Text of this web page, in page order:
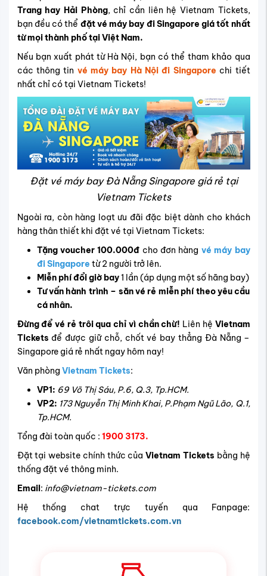
Trang hay Hải Phòng, chỉ cần liên hệ Vietnam Tickets,
bạn đều có thể đặt vé máy bay đi Singapore giá tốt nhất
từ mọi thành phố tại Việt Nam.
Nếu bạn xuất phát từ Hà Nội, bạn có thể tham khảo qua
các thông tin vé máy bay Hà Nội đi Singapore chi tiết
nhất chỉ có tại Vietnam Tickets!
Đặt vé máy bay Đà Nẵng Singapore giá rẻ tại
Vietnam Tickets
Ngoài ra, còn hàng loạt ưu đãi đặc biệt dành cho khách
hàng thân thiết khi đặt vé tại Vietnam Tickets:
Tặng voucher 100.000đ cho đơn hàng vé máy bay
đi Singapore từ 2 người trở lên.
Miễn phí đổi giờ bay1 lần (áp dụng một số hãng bay)
Tư vấn hành trình – săn vé rẻ miễn phí theo yêu cầu
cá nhân.
Đừng để vé rẻ trôi qua chỉ vì chần chừ! Liên hệ Vietnam
Tickets để được giữ chỗ, chốt vé bay thẳng Đà Nẵng –
Singapore giá rẻ nhất ngay hôm nay!
Văn phòng Vietnam Tickets:
VP1: 69 Võ Thị Sáu, P.6, Q.3, Tp.HCM.
VP2: 173 Nguyễn Thị Minh Khai, P.Phạm Ngũ Lão, Q.1,
Tp.HCM.
Tổng đài toàn quốc : 1900 3173.
Đặt tại website chính thức củaVietnam Tickets bằng hệ
thống đặt vé thông minh.
Email: info@vietnam-tickets.com
Hệ thống chat trực tuyến qua Fanpage:
facebook.com/vietnamtickets.com.vn